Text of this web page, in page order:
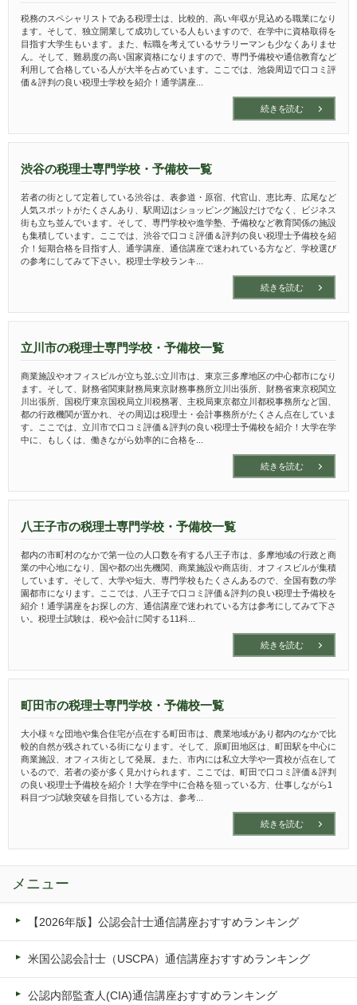
税務のスペシャリストである税理士は、比較的、高い年収が見込める職業になり
ます。そして、独立開業して成功している人もいますので、在学中に資格取得を
目指す大学生もいます。また、転職を考えているサラリーマンも少なくありませ
ん。そして、難易度の高い国家資格になりますので、専門予備校や通信教育など
利用して合格している人が大半を占めています。ここでは、池袋周辺で口コミ評
価＆評判の良い税理士学校を紹介！通学講座...
続きを読む
渋谷の税理士専門学校・予備校一覧
若者の街として定着している渋谷は、表参道・原宿、代官山、恵比寿、広尾など
人気スポットがたくさんあり、駅周辺はショッピング施設だけでなく、ビジネス
街も立ち並んでいます。そして、専門学校や進学塾、予備校など教育関係の施設
も集積しています。ここでは、渋谷で口コミ評価＆評判の良い税理士予備校を紹
介！短期合格を目指す人、通学講座、通信講座で迷われている方など、学校選び
の参考にしてみて下さい。税理士学校ランキ...
続きを読む
立川市の税理士専門学校・予備校一覧
商業施設やオフィスビルが立ち並ぶ立川市は、東京三多摩地区の中心都市になり
ます。そして、財務省関東財務局東京財務事務所立川出張所、財務省東京税関立
川出張所、国税庁東京国税局立川税務署、主税局東京都立川都税事務所など国、
都の行政機関が置かれ、その周辺は税理士・会計事務所がたくさん点在していま
す。ここでは、立川市で口コミ評価＆評判の良い税理士予備校を紹介！大学在学
中に、もしくは、働きながら効率的に合格を...
続きを読む
八王子市の税理士専門学校・予備校一覧
都内の市町村のなかで第一位の人口数を有する八王子市は、多摩地域の行政と商
業の中心地になり、国や都の出先機関、商業施設や商店街、オフィスビルが集積
しています。そして、大学や短大、専門学校もたくさんあるので、全国有数の学
園都市になります。ここでは、八王子で口コミ評価＆評判の良い税理士予備校を
紹介！通学講座をお探しの方、通信講座で迷われている方は参考にしてみて下さ
い。税理士試験は、税や会計に関する11科...
続きを読む
町田市の税理士専門学校・予備校一覧
大小様々な団地や集合住宅が点在する町田市は、農業地域があり都内のなかで比
較的自然が残されている街になります。そして、原町田地区は、町田駅を中心に
商業施設、オフィス街として発展。また、市内には私立大学や一貫校が点在して
いるので、若者の姿が多く見かけられます。ここでは、町田で口コミ評価＆評判
の良い税理士予備校を紹介！大学在学中に合格を狙っている方、仕事しながら1
科目づつ試験突破を目指している方は、参考...
続きを読む
メニュー
【2026年版】公認会計士通信講座おすすめランキング
米国公認会計士（USCPA）通信講座おすすめランキング
公認内部監査人(CIA)通信講座おすすめランキング